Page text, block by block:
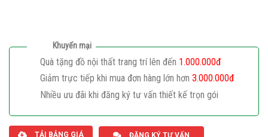
Khuyến mại
Quà tặng đồ nội thất trang trí lên đến 1.000.000đ
Giảm trực tiếp khi mua đơn hàng lớn hơn 3.000.000đ
Nhiều ưu đãi khi đăng ký tư vấn thiết kế trọn gói
TẢI BẢNG GIÁ ĐĂNG KÝ TƯ VẤN